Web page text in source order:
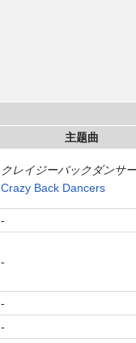
主题曲
クレイジーバックダンサ
Crazy Back Dancers
-
-
-
-